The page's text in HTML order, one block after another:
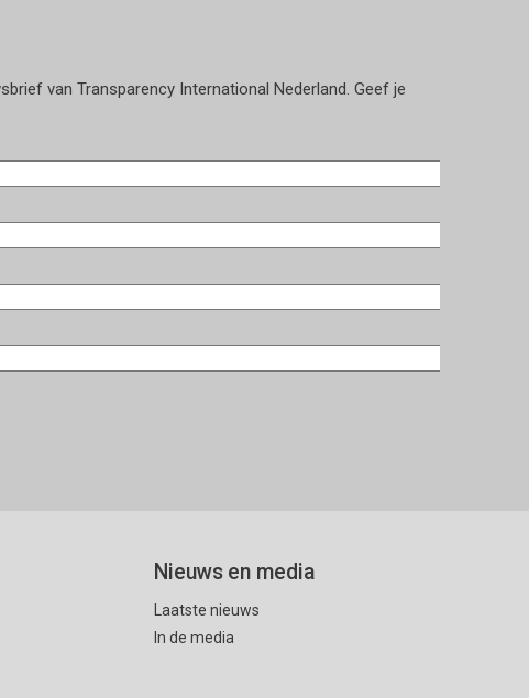
van Transparency International Nederland. Geef je
Nieuws en media
Laatste nieuws
In de media